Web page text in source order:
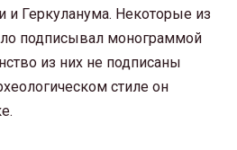
и Геркуланума. Некоторые из
подписывал монограммой
из них не подписаны
стиле он